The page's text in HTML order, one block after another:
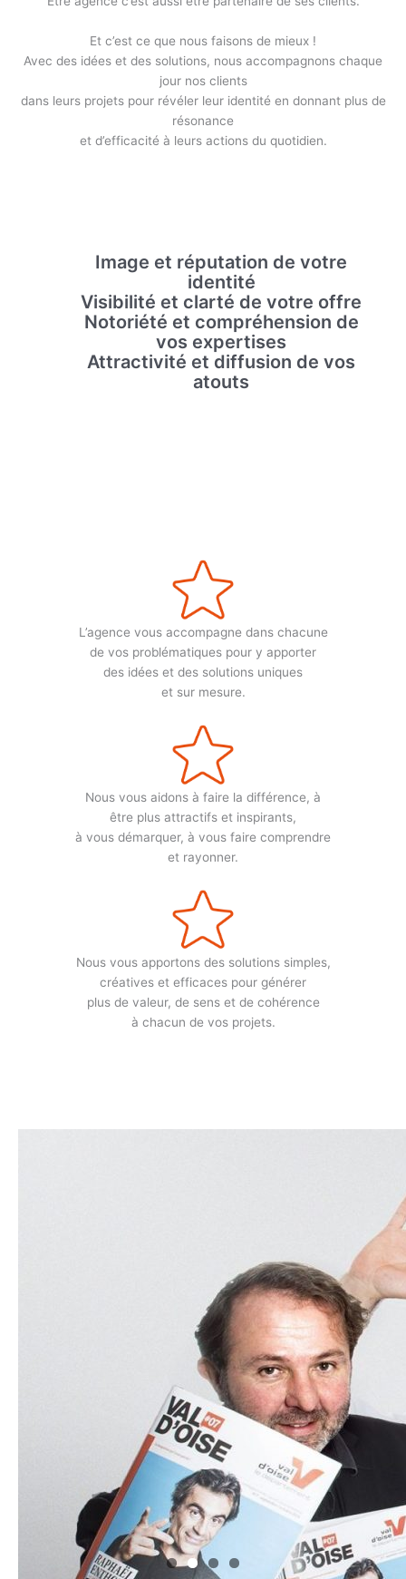
Et c’est ce que nous faisons de mieux !
Avec des idées et des solutions, nous accompagnons chaque
jour nos clients
dans leurs projets pour révéler leur identité en donnant plus de
résonance
et d’efficacité à leurs actions du quotidien.
Image et réputation de votre
identité
Visibilité et clarté de votre offre
Notoriété et compréhension de
vos expertises
Attractivité et diffusion de vos
atouts
L’agence vous accompagne dans chacune
de vos problématiques pour y apporter
des idées et des solutions uniques
et sur mesure.
Nous vous aidons à faire la différence, à
être plus attractifs et inspirants,
à vous démarquer, à vous faire comprendre
et rayonner.
Nous vous apportons des solutions simples,
créatives et efficaces pour générer
plus de valeur, de sens et de cohérence
à chacun de vos projets.